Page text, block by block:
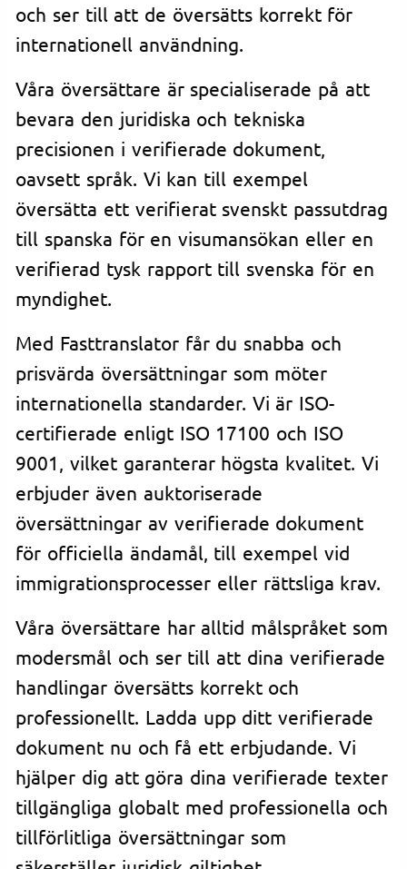
och ser till att de översätts korrekt för
internationell användning.
Våra översättare är specialiserade på att
bevara den juridiska och tekniska
precisionen i verifierade dokument,
oavsett språk. Vi kan till exempel
översätta ett verifierat svenskt passutdrag
till spanska för en visumansökan eller en
verifierad tysk rapport till svenska för en
myndighet.
Med Fasttranslator får du snabba och
prisvärda översättningar som möter
internationella standarder. Vi är ISO-
certifierade enligt ISO 17100 och ISO
9001, vilket garanterar högsta kvalitet. Vi
erbjuder även auktoriserade
översättningar av verifierade dokument
för officiella ändamål, till exempel vid
immigrationsprocesser eller rättsliga krav.
Våra översättare har alltid målspråket som
modersmål och ser till att dina verifierade
handlingar översätts korrekt och
professionellt. Ladda upp ditt verifierade
dokument nu och få ett erbjudande. Vi
hjälper dig att göra dina verifierade texter
tillgängliga globalt med professionella och
tillförlitliga översättningar som